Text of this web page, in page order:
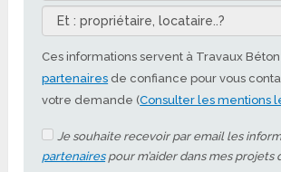
Ces informations servent à Travaux
partenaires de confiance pour vous
votre demande (Consulter les mentions
Je souhaite recevoir par email les
partenairespour m’aider dans mes projets